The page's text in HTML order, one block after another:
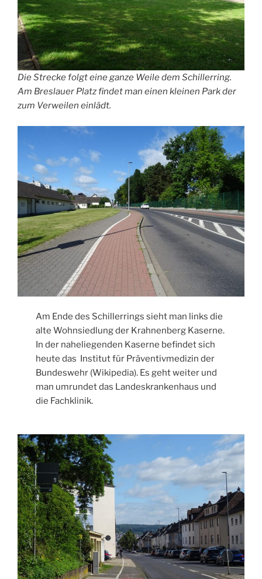
Die Strecke folgt eine ganze Weile dem Schillerring.
Am Breslauer Platz findet man einen kleinen Park der
zum Verweilen einlädt.
Am Ende des Schillerrings sieht man links die
alte Wohnsiedlung der Krahnenberg Kaserne.
In der naheliegenden Kaserne befindet sich
heute das Institut für Präventivmedizin der
Bundeswehr (Wikipedia). Es geht weiter und
man umrundet das Landeskrankenhaus und
die Fachklinik.